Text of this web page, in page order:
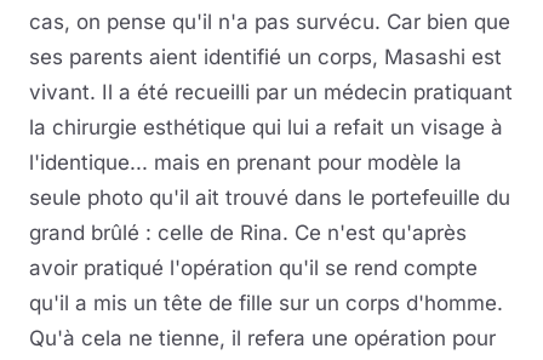
cas, on pense qu'il n'a pas survécu. Car bien que
ses parents aient identifié un corps, Masashi est
vivant. Il a été recueilli par un médecin pratiquant
la chirurgie esthétique qui lui a refait un visage à
l'identique... mais en prenant pour modèle la
seule photo qu'il ait trouvé dans le portefeuille du
grand brûlé : celle de Rina. Ce n'est qu'après
avoir pratiqué l'opération qu'il se rend compte
qu'il a mis un tête de fille sur un corps d'homme.
Qu'à cela ne tienne, il refera une opération pour